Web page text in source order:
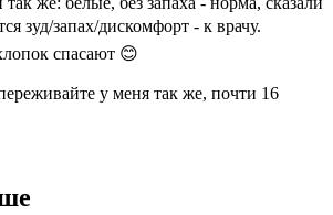
зуд/запах/дискомфорт - к врачу.
спасают 😊
у меня так же, почти 16